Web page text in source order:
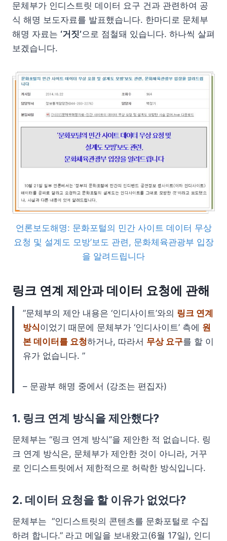
문체부가 인디스트릿 데이터 요구 건과 관련하여 공
식 해명 보도자료를 발표했습니다. 한마디로 문체부
해명 자료는 ‘거짓’으로 점철돼 있습니다. 하나씩 살펴
보겠습니다.
언론보도해명: 문화포털의 민간 사이트 데이터 무상
요청 및 설계도 모방’보도 관련, 문화체육관광부 입장
을 알려드립니다
링크 연계 제안과 데이터 요청에 관해
”문체부의 제안 내용은 ‘인디사이트’와의 링크 연계
방식이었기 때문에 문체부가 ‘인디사이트’ 측에 원
본 데이터를 요청하거나, 따라서 무상 요구를 할 이
유가 없습니다. ”
– 문광부 해명 중에서 (강조는 편집자)
1. 링크 연계 방식을 제안했다?
문체부는 “링크 연계 방식”을 제안한 적 없습니다. 링
크 연계 방식은, 문체부가 제안한 것이 아니라, 거꾸
로 인디스트릿에서 제한적으로 허락한 방식입니다.
2. 데이터 요청을 할 이유가 없었다?
문체부는 “인디스트릿의 콘텐츠를 문화포털로 수집
하려 합니다.” 라고 메일을 보내왔고(6월 17일), 인디